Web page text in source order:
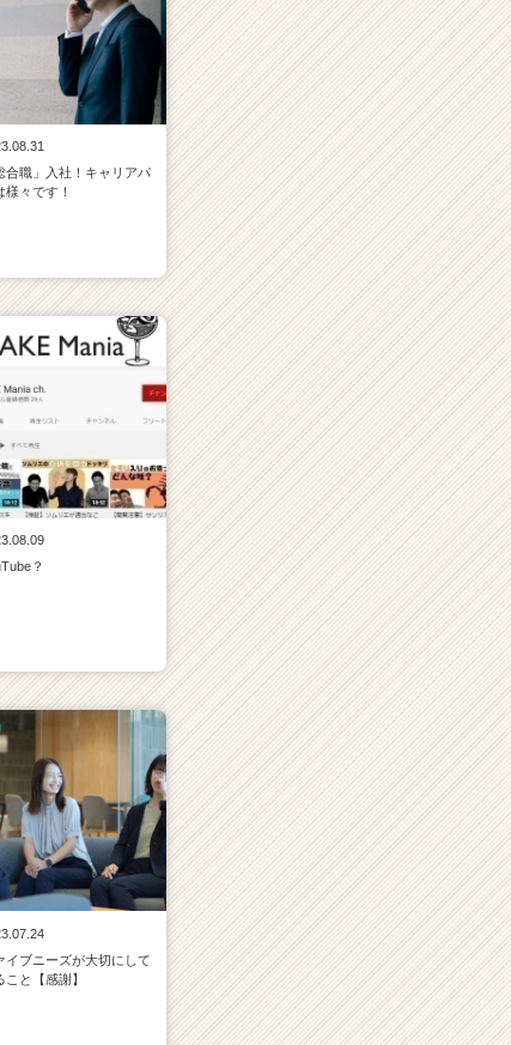
合職」入社！キャリアパ
様々です！
？
イブニーズが大切にして
こと【感謝】